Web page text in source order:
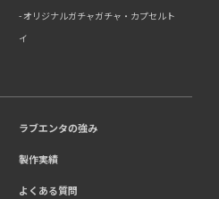
オリジナルガチャガチャ・カプセルト
イ
ラブエンタの強み
製作実績
よくある質問